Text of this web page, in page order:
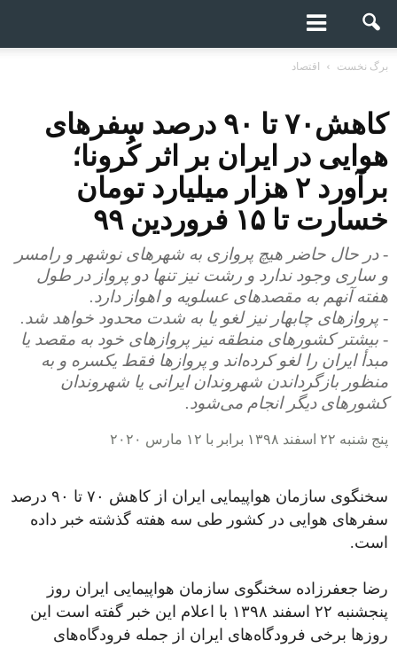
برگ نخست اقتصاد
کاهش۷۰ تا ۹۰ درصد سفرهای
هوایی در ایران بر اثر کُرونا؛
برآورد ۲ هزار میلیارد تومان
خسارت تا ۱۵ فروردین ۹۹
- در حال حاضر هیچ پروازی به شهرهای نوشهر و رامسر
و ساری وجود ندارد و رشت نیز تنها دو پرواز در طول
هفته آنهم به مقصدهای عسلویه و اهواز دارد.
- پروازهای چابهار نیز لغو یا به شدت محدود خواهد شد.
- بیشتر کشورهای منطقه نیز پروازهای خود به مقصد یا
مبدأ ایران را لغو کرده‌اند و پروازها فقط یکسره و به
منظور بازگرداندن شهروندان ایرانی یا شهروندان
کشورهای دیگر انجام می‌شود.
پنج شنبه ۲۲ اسفند ۱۳۹۸ برابر با ۱۲ مارس ۲۰۲۰
سخنگوی سازمان هواپیمایی ایران از کاهش ۷۰ تا ۹۰ درصد
سفرهای هوایی در کشور طی سه هفته گذشته خبر داده
است.
رضا جعفرزاده سخنگوی سازمان هواپیمایی ایران روز
پنجشنبه ۲۲ اسفند ۱۳۹۸ با اعلام این خبر گفته است این
روزها برخی فرودگاه‌های ایران از جمله فرودگاه‌های